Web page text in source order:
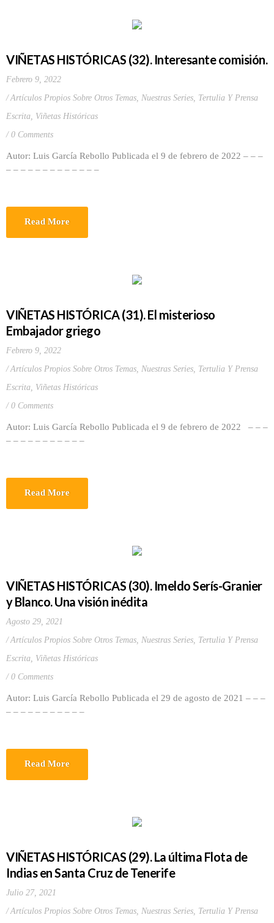
VIÑETAS HISTÓRICAS (32). Interesante comisión.
Febrero 9, 2022
Artículos Propios Sobre Otros Temas, Nuestras Series, Tertulia Y Prensa
Escrita, Viñetas Históricas
0 Comments
Autor: Luis García Rebollo Publicada el 9 de febrero de 2022 – – –
– – – – – – – – – – – – –
Read More
VIÑETAS HISTÓRICA (31). El misterioso
Embajador griego
Febrero 9, 2022
Artículos Propios Sobre Otros Temas, Nuestras Series, Tertulia Y Prensa
Escrita, Viñetas Históricas
0 Comments
Autor: Luis García Rebollo Publicada el 9 de febrero de 2022 – – –
– – – – – – – – – – –
Read More
VIÑETAS HISTÓRICAS (30). Imeldo Serís-Granier
y Blanco. Una visión inédita
Agosto 29, 2021
Artículos Propios Sobre Otros Temas, Nuestras Series, Tertulia Y Prensa
Escrita, Viñetas Históricas
0 Comments
Autor: Luis García Rebollo Publicada el 29 de agosto de 2021 – – –
– – – – – – – – – – –
Read More
VIÑETAS HISTÓRICAS (29). La última Flota de
Indias en Santa Cruz de Tenerife
Julio 27, 2021
Artículos Propios Sobre Otros Temas, Nuestras Series, Tertulia Y Prensa